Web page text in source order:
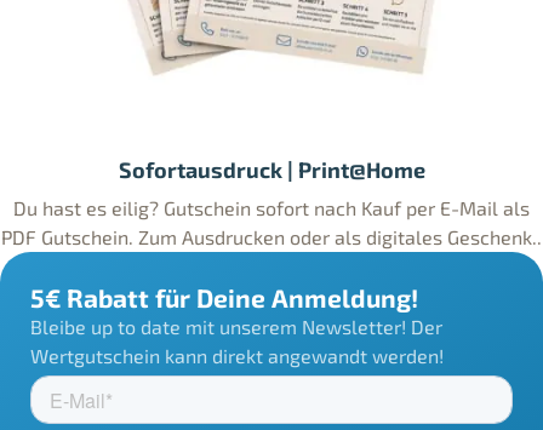
Sofortausdruck | Print@Home
Du hast es eilig? Gutschein sofort nach Kauf per E-Mail als
PDF Gutschein. Zum Ausdrucken oder als digitales Geschenk..
5€ Rabatt für Deine Anmeldung!
Bleibe up to date mit unserem Newsletter! Der
Wertgutschein kann direkt angewandt werden!